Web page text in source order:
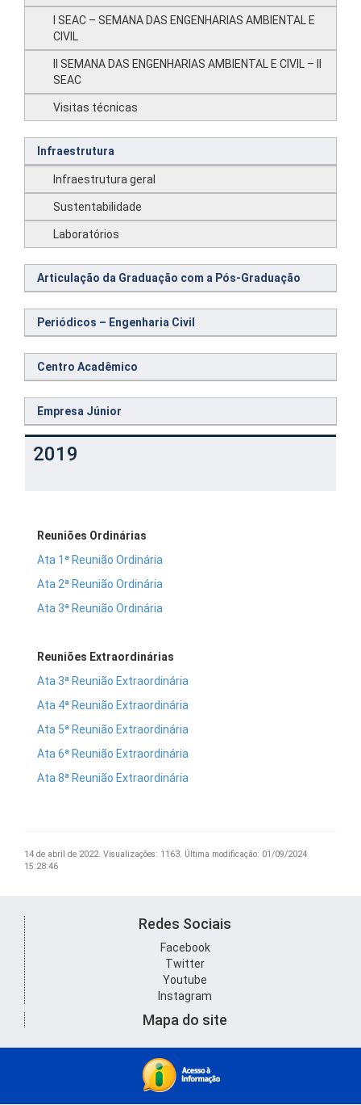
I SEAC – SEMANA DAS ENGENHARIAS AMBIENTAL E
CIVIL
II SEMANA DAS ENGENHARIAS AMBIENTAL E CIVIL – II
SEAC
Visitas técnicas
Infraestrutura
Infraestrutura geral
Sustentabilidade
Laboratórios
Articulação da Graduação com a Pós-Graduação
Periódicos – Engenharia Civil
Centro Acadêmico
Empresa Júnior
2019
Reuniões Ordinárias
Ata 1ª Reunião Ordinária
Ata 2ª Reunião Ordinária
Ata 3ª Reunião Ordinária
Reuniões Extraordinárias
Ata 3ª Reunião Extraordinária
Ata 4ª Reunião Extraordinária
Ata 5ª Reunião Extraordinária
Ata 6ª Reunião Extraordinária
Ata 8ª Reunião Extraordinária
14 de abril de 2022. Visualizações: 1163. Última modificação: 01/09/2024
15:28:46
Redes Sociais
Facebook
Twitter
Youtube
Instagram
Mapa do site